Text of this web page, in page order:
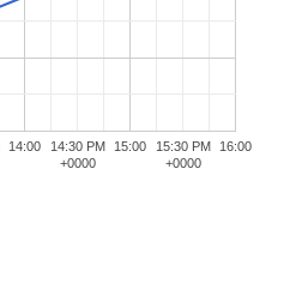
14:00 15:00 16:00
14:30 PM
+0000
15:30 PM
+0000